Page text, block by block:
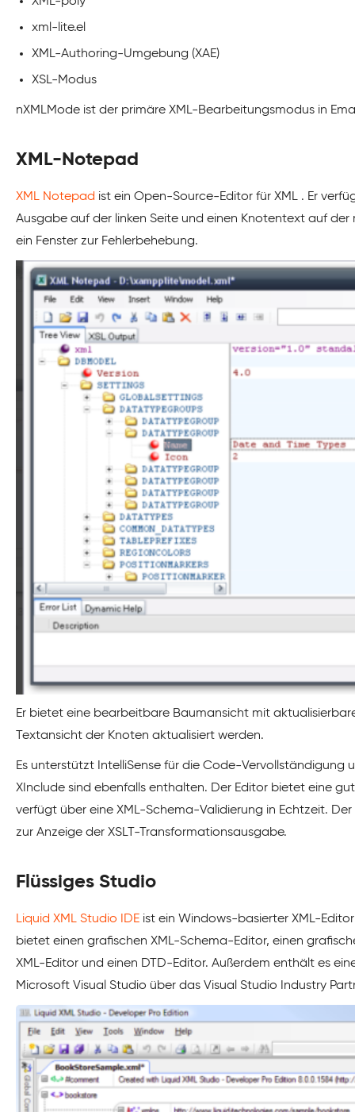
xml-lite.el
XML-Authoring-Umgebung (XAE)
XSL-Modus
nXMLMode ist der primäre XML-Bearbeitungsmodus in
XML-Notepad
XML Notepad ist ein Open-Source-Editor für XML . Er
Ausgabe auf der linken Seite und einen Knotentext auf
ein Fenster zur Fehlerbehebung.
Er bietet eine bearbeitbare Baumansicht mit
Textansicht der Knoten aktualisiert werden.
Es unterstützt IntelliSense für die Code-Vervollständigung
XInclude sind ebenfalls enthalten. Der Editor bietet eine
verfügt über eine XML-Schema-Validierung in Echtzeit.
zur Anzeige der XSLT-Transformationsausgabe.
Flüssiges Studio
Liquid XML Studio IDE ist ein Windows-basierter XML-
bietet einen grafischen XML-Schema-Editor, einen
XML-Editor und einen DTD-Editor. Außerdem enthält es
Microsoft Visual Studio über das Visual Studio Industry